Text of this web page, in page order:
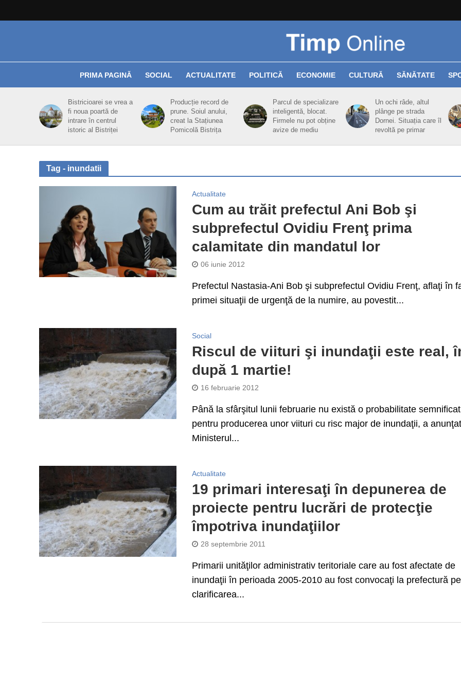
PRIMA PAGINĂ SOCIAL ACTUALITATE POLITICĂ ECONOMIE CULTURĂ SĂNĂTATE
Bistricioarei se vrea a
fi noua poartă de
intrare în centrul
istoric al Bistriței
Producție record de
prune. Soiul anului,
creat la Stațiunea
Pomicolă Bistrița
Parcul de specializare
inteligentă, blocat.
Firmele nu pot obține
avize de mediu
Un ochi râde, altul
plânge pe strada
Dornei. Situația care îl
revoltă pe primar
Tag - inundatii
Actualitate
Cum au trăit prefectul Ani Bob şi
subprefectul Ovidiu Frenţ prima
calamitate din mandatul lor
06 iunie 2012
Prefectul Nastasia-Ani Bob şi subprefectul Ovidiu Frenţ, aflaţi în
primei situaţii de urgenţă de la numire, au povestit...
Social
Riscul de viituri şi inundaţii este real,
după 1 martie!
16 februarie 2012
Până la sfârşitul lunii februarie nu există o probabilitate
pentru producerea unor viituri cu risc major de inundaţii, a
Ministerul...
Actualitate
19 primari interesaţi în depunerea de
proiecte pentru lucrări de protecţie
împotriva inundaţiilor
28 septembrie 2011
Primarii unităţilor administrativ teritoriale care au fost afectate de
inundaţii în perioada 2005-2010 au fost convocaţi la prefectură
clarificarea...